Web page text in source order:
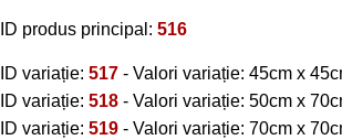
ID produs principal: 516
ID variație: 517 - Valori variație: 45cm x
ID variație: 518 - Valori variație: 50cm x
ID variație: 519 - Valori variație: 70cm x